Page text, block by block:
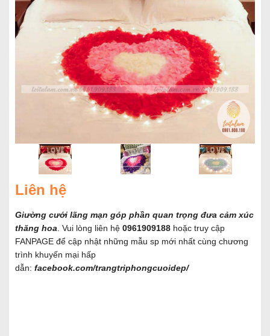
Liên hệ
Giường cưới lãng mạn góp phần quan trọng đưa cảm xúc
thăng hoa . Vui lòng liên hệ 0961909188 hoặc truy cập
FANPAGE để cập nhật những mẫu sp mới nhất cùng chương
trình khuyến mại hấp
dẫn: facebook.com/trangtriphongcuoidep/